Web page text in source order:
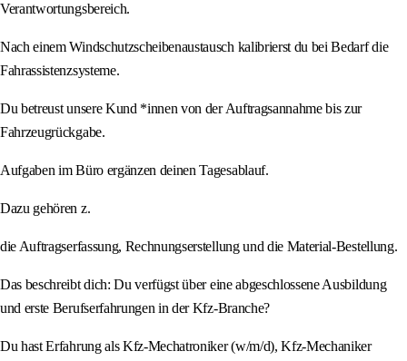
Verantwortungsbereich.
Nach einem Windschutzscheibenaustausch kalibrierst du bei Bedarf die
Fahrassistenzsysteme.
Du betreust unsere Kund *innen von der Auftragsannahme bis zur
Fahrzeugrückgabe.
Aufgaben im Büro ergänzen deinen Tagesablauf.
Dazu gehören z.
die Auftragserfassung, Rechnungserstellung und die Material-Bestellung.
Das beschreibt dich: Du verfügst über eine abgeschlossene Ausbildung
und erste Berufserfahrungen in der Kfz-Branche?
Du hast Erfahrung als Kfz-Mechatroniker (w/m/d), Kfz-Mechaniker